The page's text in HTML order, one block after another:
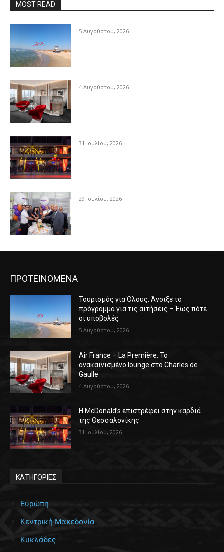
MOST READ
5 Αυγούστου, 2026
4 Αυγούστου, 2026
31 Ιουλίου, 2026
29 Ιουλίου, 2026
ΠΡΟΤΕΙΝΟΜΕΝΑ
Τουρισμός για Όλους: Άνοιξε το
πρόγραμμα για τις αιτήσεις – Έως πότε
οι υποβολές
5 Αυγούστου, 2026
Air France – La Première: Το
ανακαινισμένο lounge στο Charles de
Gaulle
4 Αυγούστου, 2026
Η McDonald’s επιστρέφει στην καρδιά
της Θεσσαλονίκης
31 Ιουλίου, 2026
ΚΑΤΗΓΟΡΙΕΣ
Ευρώπη
Κεντρική Μακεδονία
Κυκλάδες